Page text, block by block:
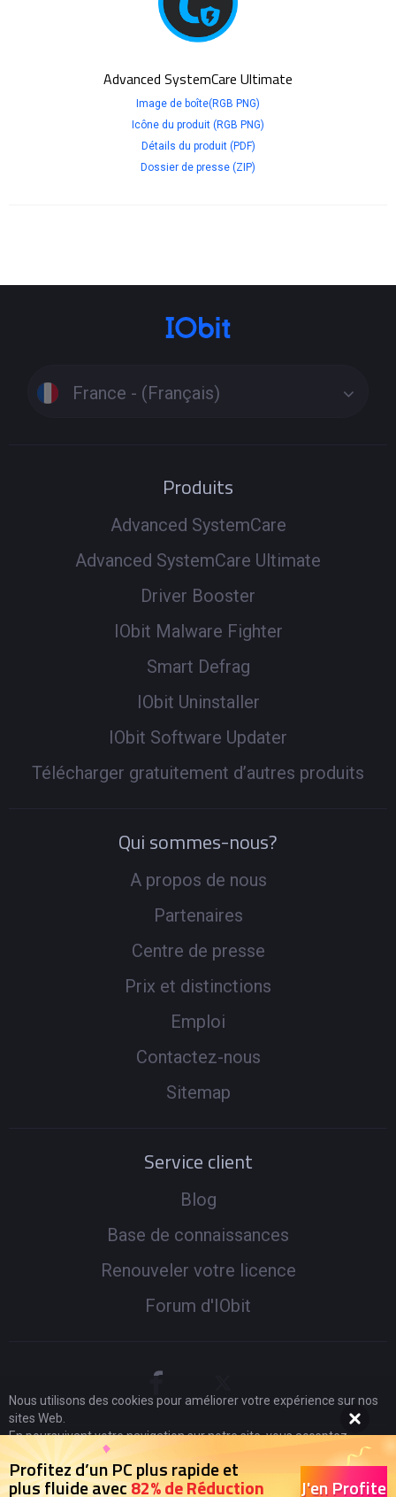
Profitez d’un PC plus rapide et
plus fluide avec82% de Réduction J'en Profite
Advanced SystemCare Ultimate
Image de boîte(RGB PNG)
Icône du produit (RGB PNG)
Détails du produit (PDF)
Dossier de presse (ZIP)
France - (Français)
Produits
Advanced SystemCare
Advanced SystemCare Ultimate
Driver Booster
IObit Malware Fighter
Smart Defrag
IObit Uninstaller
IObit Software Updater
Télécharger gratuitement d’autres produits
Qui sommes-nous?
A propos de nous
Partenaires
Centre de presse
Prix et distinctions
Emploi
Contactez-nous
Sitemap
Service client
Blog
Base de connaissances
Renouveler votre licence
Forum d'IObit
© 2005 -2026IObit. Tous droits réservés
Politique de
Remboursement
| CLUF | Notification Juridique |
Nous utilisons des cookies pour améliorer votre expérience sur nos
sites Web.
En poursuivant votre navigation sur notre site, vous acceptez
l'utilisation de cookies et adhérez à notre
confidentialité.